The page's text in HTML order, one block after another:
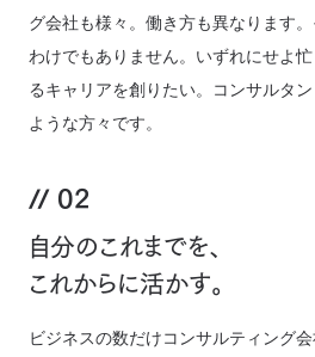
グ会社も様々。働き方も異なります
わけでもありません。いずれにせよ
るキャリアを創りたい。コンサルタ
ような方々です。
02
自分のこれまでを、
これからに活かす。
ビジネスの数だけコンサルティング